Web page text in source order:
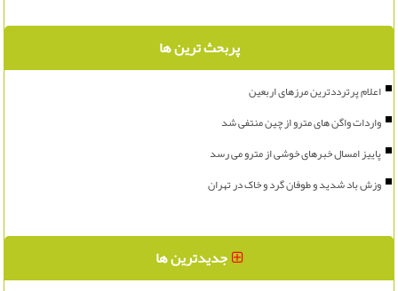
پربحث ترین ها
اعلام پرترددترین مرزهای اربعین
واردات واگن های مترو از چین منتفی شد
پاییز امسال خبرهای خوشی از مترو می رسد
وزش باد شدید و طوفان گرد و خاک در تهران
جدیدترین ها